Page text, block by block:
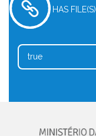
HAS FILE(S)
true